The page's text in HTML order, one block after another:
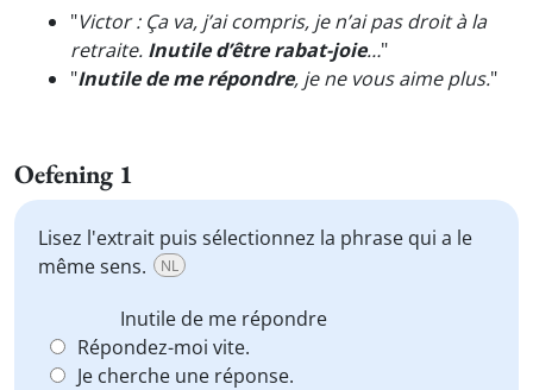
"Victor : Ça va, j’ai compris, je n’ai pas droit à la
retraite. Inutile d’être rabat-joie…"
"Inutile de me répondre, je ne vous aime plus."
Oefening 1
Lisez l'extrait puis sélectionnez la phrase qui a le
même sens.
NL
Inutile de me répondre
Répondez-moi vite.
Je cherche une réponse.